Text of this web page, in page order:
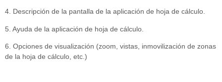
4. Descripción de la pantalla de la aplicación de hoja de cálculo.
5. Ayuda de la aplicación de hoja de cálculo.
6. Opciones de visualización (zoom, vistas, inmovilización de zonas
de la hoja de cálculo, etc.)